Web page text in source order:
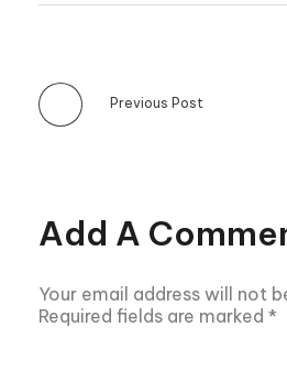
Previous Post
Add A
Your email address will not
Required fields are marked *